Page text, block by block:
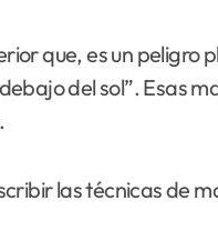
que, es un
del sol”. Esas
las técnicas de